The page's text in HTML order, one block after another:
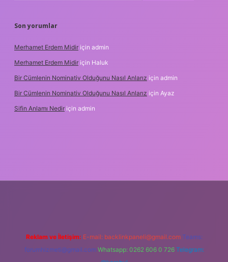
Son yorumlar
Merhamet Erdem Midir için admin
Merhamet Erdem Midir için Haluk
Bir Cümlenin Nominativ Olduğunu Nasıl Anlarız için admin
Bir Cümlenin Nominativ Olduğunu Nasıl Anlarız için Ayaz
Sifin Anlamı Nedir için admin
Reklam ve İletişim: E-mail: backlinkpaneli@gmail.com Teams:
forumhizmeti@gmail.com Whatsapp: 0262 606 0 726 Telegram: